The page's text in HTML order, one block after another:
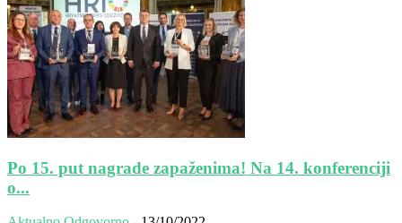
Po 15. put nagrade zapaženima! Na 14. konferenciji
o...